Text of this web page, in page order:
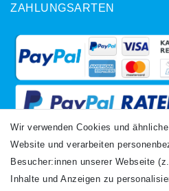
ZAHLUNGSARTEN
VERSANDARTEN
Wir verwenden Cookies und
Website und verarbeiten
Besucher:innen unserer Webseite
Inhalte und Anzeigen zu